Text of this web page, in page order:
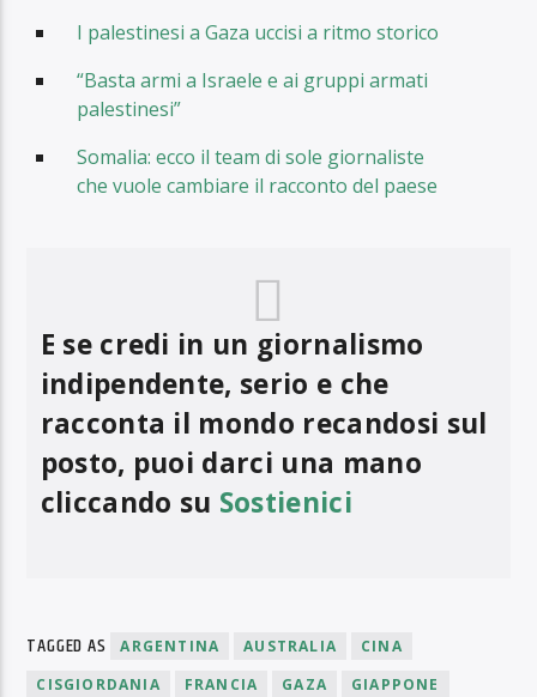
I palestinesi a Gaza uccisi a ritmo storico
“Basta armi a Israele e ai gruppi armati
palestinesi”
Somalia: ecco il team di sole giornaliste
che vuole cambiare il racconto del paese
E se credi in un giornalismo
indipendente, serio e che
racconta il mondo recandosi sul
posto, puoi darci una mano
cliccando su Sostienici
TAGGED AS ARGENTINA AUSTRALIA
CINA
CISGIORDANIA
FRANCIA GAZA
GIAPPONE